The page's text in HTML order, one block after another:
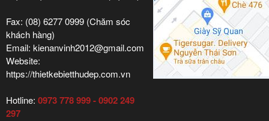
Fax: (08) 6277 0999 (Chăm sóc
khách hàng)
Email: kienanvinh2012@gmail.com
Website:
https://thietkebietthudep.com.vn
Hotline: 0973 778 999 - 0902 249
297